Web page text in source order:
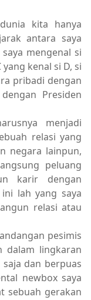
kita hanya
antara saya
mengenal si
yang kenal si D, si
pribadi dengan
Presiden
menjadi
relasi yang
negara lainpun,
peluang
karir dengan
lah yang saya
relasi atau
pesimis
dalam lingkaran
dan berpuas
newbox saya
sebuah gerakan